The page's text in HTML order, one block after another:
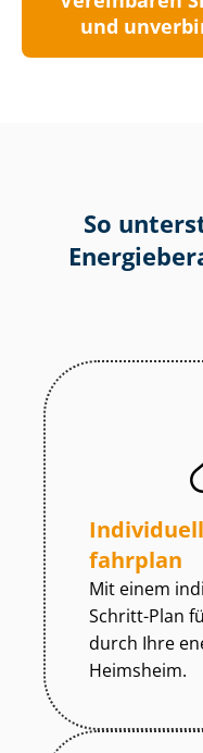
und
So
fahr­plan
Mit einem
Schritt-Plan
durch Ihre
Heimsheim.